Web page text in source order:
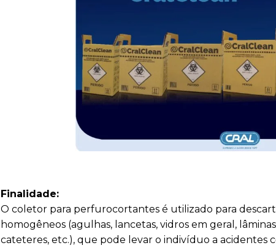
Finalidade:
O coletor para perfurocortantes é utilizado para
homogêneos (agulhas, lancetas, vidros em geral,
cateteres, etc.), que pode levar o indivíduo a acidentes